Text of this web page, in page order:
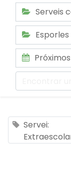
Serveis
Esporles
Servei: